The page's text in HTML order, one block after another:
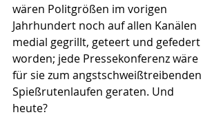
wären Politgrößen im vorigen
Jahrhundert noch auf allen Kanälen
medial gegrillt, geteert und gefedert
worden; jede Pressekonferenz wäre
für sie zum angstschweißtreibenden
Spießrutenlaufen geraten. Und
heute?